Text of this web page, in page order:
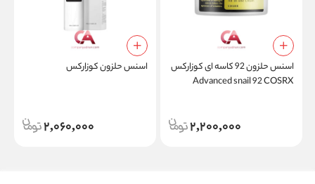
اسنس حلزون 92 کاسه ای کوزارکس
Advanced snail 92 COSRX
2,200,000
اسنس حلزون کوزارکس
2,060,000